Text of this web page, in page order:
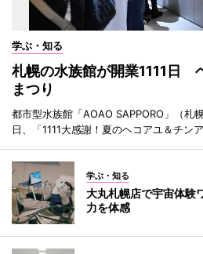
学ぶ・知る
札幌の水族館が開業1111日
まつり
都市型水族館「AOAO SAPPORO」（札
日、「1111大感謝！夏のヘコアユ＆チン
学ぶ・知る
大丸札幌店で宇宙体
力を体感